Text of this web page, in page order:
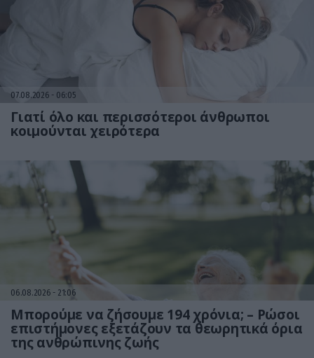
07.08.2026 06:05
Γιατί όλο και περισσότεροι άνθρωποι
κοιμούνται χειρότερα
06.08.2026 21:06
Μπορούμε να ζήσουμε 194 χρόνια; – Ρώσοι
επιστήμονες εξετάζουν τα θεωρητικά όρια
της ανθρώπινης ζωής